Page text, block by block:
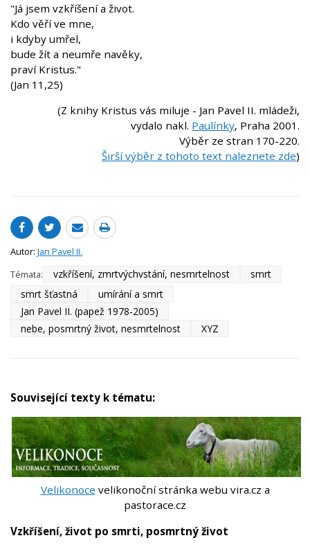
"Já jsem vzkříšení a život.
Kdo věří ve mne,
i kdyby umřel,
bude žít a neumře navěky,
praví Kristus."
(Jan 11,25)
(Z knihy Kristus vás miluje - Jan Pavel II. mládeži,
vydalo nakl. Paulínky, Praha 2001.
Výběr ze stran 170-220.
Širší výběr z tohoto text naleznete zde)
Autor: Jan Pavel II.
Témata:
vzkříšení, zmrtvýchvstání, nesmrtelnost
smrt
smrt šťastná
umírání a smrt
Jan Pavel II. (papež 1978-2005)
nebe, posmrtný život, nesmrtelnost
XYZ
Související texty k tématu:
Velikonoce velikonoční stránka webu vira.cz a
pastorace.cz
Vzkříšení, život po smrti, posmrtný život